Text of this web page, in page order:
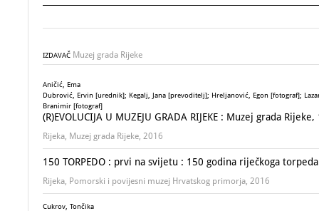
IZDAVAČ Muzej grada Rijeke
Aničić, Ema
Dubrović, Ervin [urednik]; Kegalj, Jana [prevoditelj]; Hreljanović, Egon [fotograf];
Branimir [fotograf]
(R)EVOLUCIJA U MUZEJU GRADA RIJEKE : Muzej grada
Rijeka, Muzej grada Rijeke, 2016
150 TORPEDO : prvi na svijetu : 150 godina riječkoga
Rijeka, Pomorski i povijesni muzej Hrvatskog primorja, 2016
Cukrov, Tončika